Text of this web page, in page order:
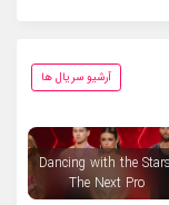
آرشیو سریال ها
Dancing with the
The Next Pro